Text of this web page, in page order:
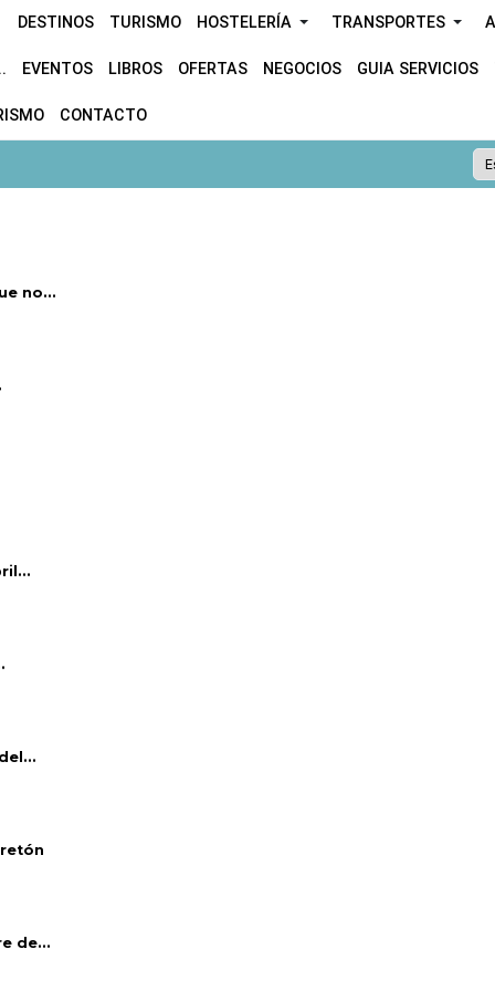
DESTINOS TURISMO HOSTELERÍA TRANSPORTES
EVENTOS LIBROS OFERTAS NEGOCIOS GUIA SERVICIOS
CONTACTO
no...
de...